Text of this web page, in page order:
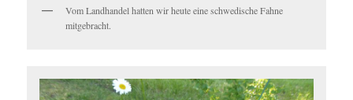
Vom Landhandel hatten wir heute eine schwedische Fahne
mitgebracht.